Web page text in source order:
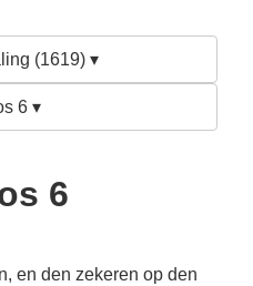
(1619) ▾
6 ▾
6
en den zekeren op den